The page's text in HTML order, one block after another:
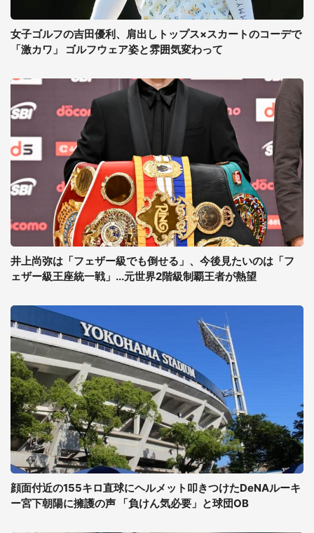
女子ゴルフの吉田優利、肩出しトップス×スカートのコーデで
「激カワ」 ゴルフウェア姿と雰囲気変わって
井上尚弥は「フェザー級でも倒せる」、今後見たいのは「フ
ェザー級王座統一戦」...元世界2階級制覇王者が熱望
顔面付近の155キロ直球にヘルメット叩きつけたDeNAルーキ
ー宮下朝陽に擁護の声 「負けん気必要」と球団OB